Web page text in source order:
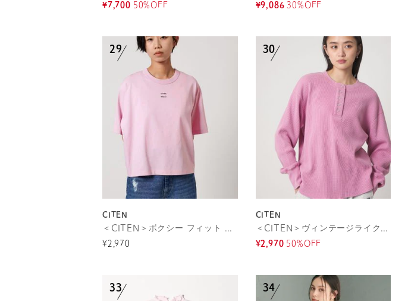
¥7,700 50%OFF ¥9,086 30%OFF
CITEN
＜CITEN＞ボクシー フィット Tシャツ
¥2,970
CITEN
＜CITEN＞ヴィンテージライクヘンリーワッフルトップ2WAY
¥2,970 50%OFF